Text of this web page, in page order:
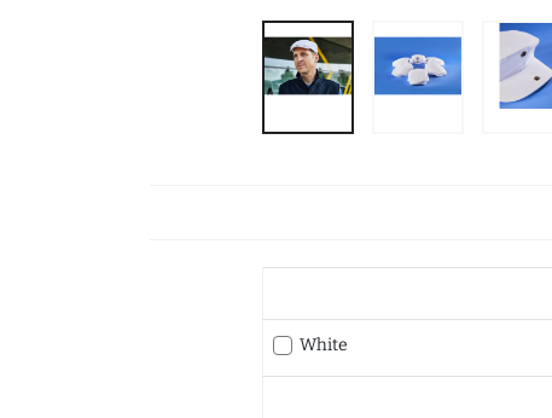
White